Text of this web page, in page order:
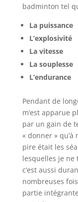
badminton tel
La puissance
L’explosivité
La vitesse
La souplesse
L’endurance
Pendant de
m’est apparue
par un gain de
« donner »
pire était les
lesquelles je ne
c’est aussi
nombreuses
partie